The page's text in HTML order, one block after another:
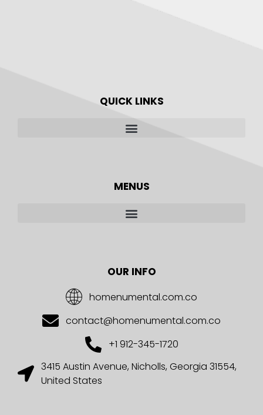
QUICK LINKS
MENUS
OUR INFO
homenumental.com.co
contact@homenumental.com.co
+1 912-345-1720
3415 Austin Avenue, Nicholls, Georgia 31554,
United States